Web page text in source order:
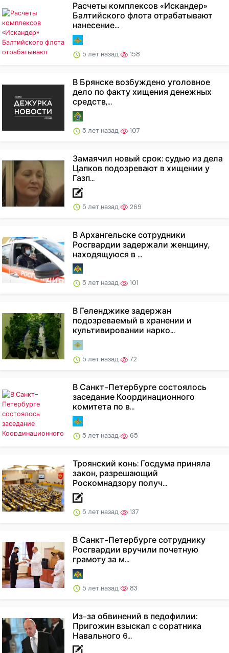
Расчеты комплексов «Искандер»
Балтийского флота отрабатывают
нанесение...
5 лет назад 158
В Брянске возбуждено уголовное
дело по факту хищения денежных
средств,...
5 лет назад 107
Замаячил новый срок: судью из дела
Цапков подозревают в хищении у
Газп...
5 лет назад 269
В Архангельске сотрудники
Росгвардии задержали женщину,
находящуюся в ...
5 лет назад 101
В Геленджике задержан
подозреваемый в хранении и
культивировании нарко...
5 лет назад 72
В Санкт-Петербурге состоялось
заседание Координационного
комитета по в...
5 лет назад 65
Троянский конь: Госдума приняла
закон, разрешающий
Роскомнадзору получ...
5 лет назад 137
В Санкт-Петербурге сотруднику
Росгвардии вручили почетную
грамоту за м...
5 лет назад 83
Из-за обвинений в педофилии:
Пригожин взыскал с соратника
Навального 6...